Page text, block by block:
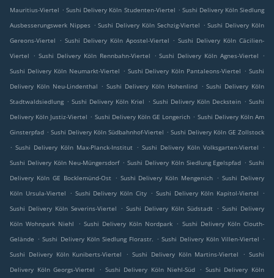
Mauritius-Viertel . Sushi Delivery Köln Studenten-Viertel . Sushi Delivery Köln Siedlung
Ausbesserungswerk Nippes . Sushi Delivery Köln Sechzig-Viertel . Sushi Delivery Köln
Gereons-Viertel
. Sushi Delivery Köln Apostel-Viertel . Sushi Delivery Köln Cäcilien-
Viertel
. Sushi Delivery Köln Rennbahn-Viertel . Sushi Delivery Köln Agnes-Viertel
.
Sushi Delivery Köln Neumarkt-Viertel . Sushi Delivery Köln Pantaleons-Viertel . Sushi
Delivery Köln Neu-Lindenthal . Sushi Delivery Köln Hohenlind . Sushi Delivery Köln
Stadtwaldsiedlung . Sushi Delivery Köln Kriel . Sushi Delivery Köln Deckstein . Sushi
Delivery Köln Justiz-Viertel . Sushi Delivery Köln GE Longerich . Sushi Delivery Köln Am
Ginsterpfad . Sushi Delivery Köln Südbahnhof-Viertel . Sushi Delivery Köln GE Zollstock
. Sushi Delivery Köln Max-Planck-Institut . Sushi Delivery Köln Volksgarten-Viertel
.
Sushi Delivery Köln Neu-Müngersdorf . Sushi Delivery Köln Siedlung Egelspfad . Sushi
Delivery Köln GE Bocklemünd-Ost . Sushi Delivery Köln Mengenich . Sushi Delivery
Köln Ursula-Viertel
. Sushi Delivery Köln City . Sushi Delivery Köln Kapitol-Viertel
.
Sushi Delivery Köln Severins-Viertel
. Sushi Delivery Köln Südstadt . Sushi Delivery
Köln Wohnpark Niehl
. Sushi Delivery Köln Nordpark . Sushi Delivery Köln Clouth-
Gelände . Sushi Delivery Köln Siedlung Florastr. . Sushi Delivery Köln Villen-Viertel .
Sushi Delivery Köln Kuniberts-Viertel
. Sushi Delivery Köln Martins-Viertel . Sushi
Delivery Köln Georgs-Viertel
. Sushi Delivery Köln Niehl-Süd . Sushi Delivery Köln